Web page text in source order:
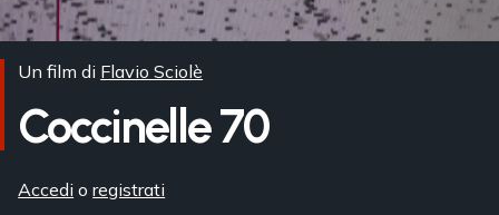
Un film di Flavio Sciolè
Coccinelle 70
Accedi oregistrati